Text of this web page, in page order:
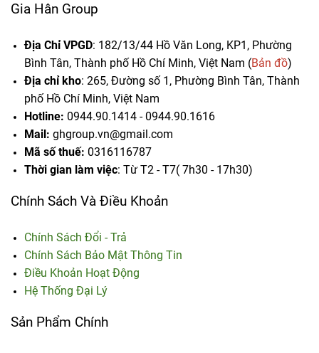
Gia Hân Group
Địa Chỉ VPGD: 182/13/44 Hồ Văn Long, KP1, Phường
Bình Tân, Thành phố Hồ Chí Minh, Việt Nam (Bản đồ)
Địa chỉ kho: 265, Đường số 1, Phường Bình Tân, Thành
phố Hồ Chí Minh, Việt Nam
Hotline: 0944.90.1414 - 0944.90.1616
Mail: ghgroup.vn@gmail.com
Mã số thuế: 0316116787
Thời gian làm việc: Từ T2 - T7( 7h30 - 17h30)
Chính Sách Và Điều Khoản
Chính Sách Đổi - Trả
Chính Sách Bảo Mật Thông Tin
Điều Khoản Hoạt Động
Hệ Thống Đại Lý
Sản Phẩm Chính